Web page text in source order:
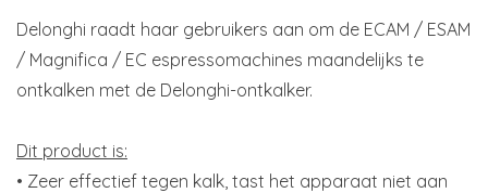
Delonghi raadt haar gebruikers aan om de ECAM / ESAM
/ Magnifica / EC espressomachines maandelijks te
ontkalken met de Delonghi-ontkalker.
Dit product is:
• Zeer effectief tegen kalk, tast het apparaat niet aan